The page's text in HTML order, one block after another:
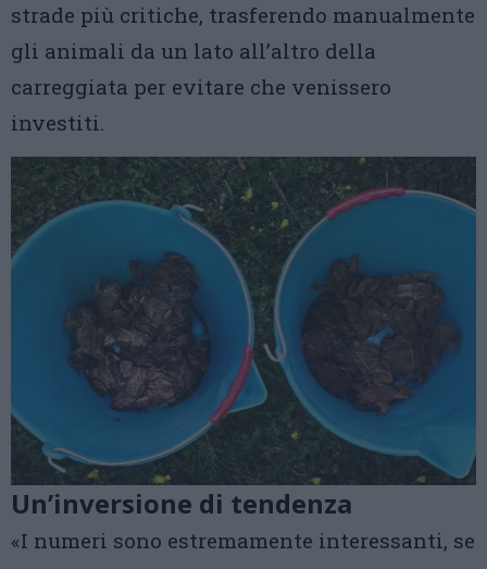
strade più critiche, trasferendo manualmente
gli animali da un lato all’altro della
carreggiata per evitare che venissero
investiti.
Un’inversione di tendenza
«I numeri sono estremamente interessanti, se